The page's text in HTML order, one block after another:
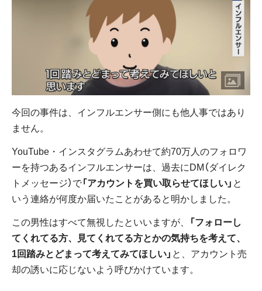
今回の事件は、インフルエンサー側にも他人事ではあり
ません。
YouTube・インスタグラムあわせて約70万人のフォロワ
ーを持つあるインフルエンサーは、過去にDM（ダイレク
トメッセージ）で「アカウントを買い取らせてほしい」 と
いう連絡が何度か届いたことがあると明かしました。
この男性はすべて無視したといいますが、
「フォローし
てくれてる方、見てくれてる方とかの気持ちを考えて、
1回踏みとどまって考えてみてほしい」 と、アカウント売
却の誘いに応じないよう呼びかけています。